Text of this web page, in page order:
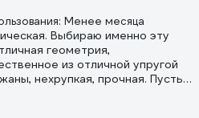
Менее месяца
Выбираю именно эту
геометрия,
из отличной упругой
нехрупкая, прочная. Пусть
во всём на голову выше их!